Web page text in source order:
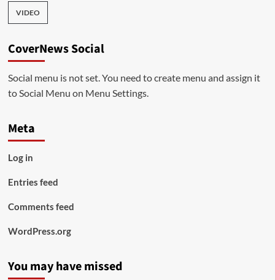
VIDEO
CoverNews Social
Social menu is not set. You need to create menu and assign it
to Social Menu on Menu Settings.
Meta
Log in
Entries feed
Comments feed
WordPress.org
You may have missed